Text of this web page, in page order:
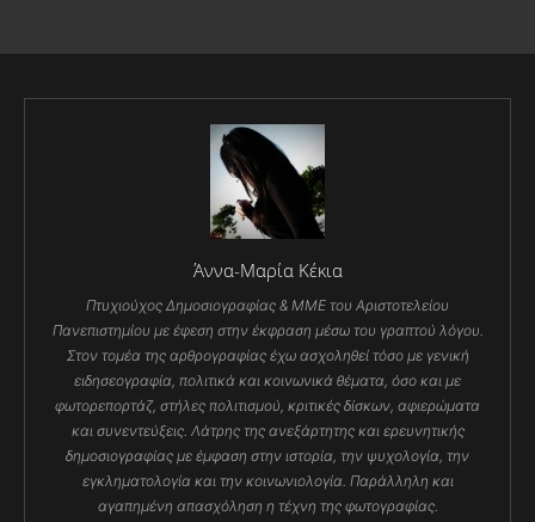
Άννα-Μαρία Κέκια
Πτυχιούχος Δημοσιογραφίας & ΜΜΕ του Αριστοτελείου
Πανεπιστημίου με έφεση στην έκφραση μέσω του γραπτού λόγου.
Στον τομέα της αρθρογραφίας έχω ασχοληθεί τόσο με γενική
ειδησεογραφία, πολιτικά και κοινωνικά θέματα, όσο και με
φωτορεπορτάζ, στήλες πολιτισμού, κριτικές δίσκων, αφιερώματα
και συνεντεύξεις. Λάτρης της ανεξάρτητης και ερευνητικής
δημοσιογραφίας με έμφαση στην ιστορία, την ψυχολογία, την
εγκληματολογία και την κοινωνιολογία. Παράλληλη και
αγαπημένη απασχόληση η τέχνη της φωτογραφίας.